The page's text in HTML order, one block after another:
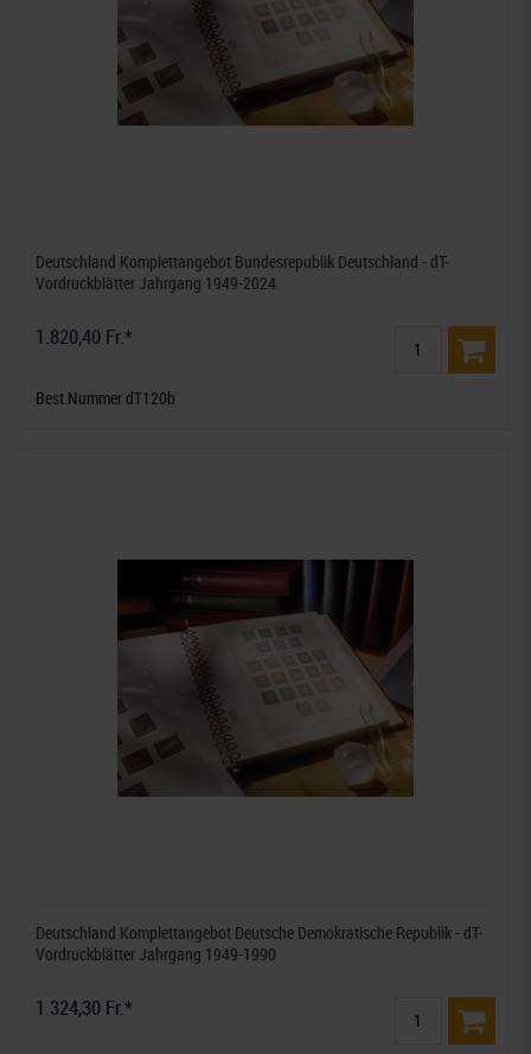
Deutschland Komplettangebot Bundesrepublik Deutschland - dT-
Vordruckblätter Jahrgang 1949-2024
1.820,40 Fr.*
Best.Nummer dT120b
Deutschland Komplettangebot Deutsche Demokratische Republik - dT-
Vordruckblätter Jahrgang 1949-1990
1.324,30 Fr.*